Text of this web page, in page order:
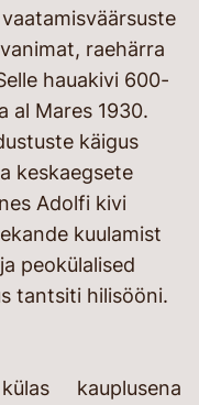
raehärra
hauakivi 600-
al Mares 1930.
käigus
keskaegsete
Adolfi kivi
kuulamist
peokülalised
tantsiti hilisööni.
kauplusena